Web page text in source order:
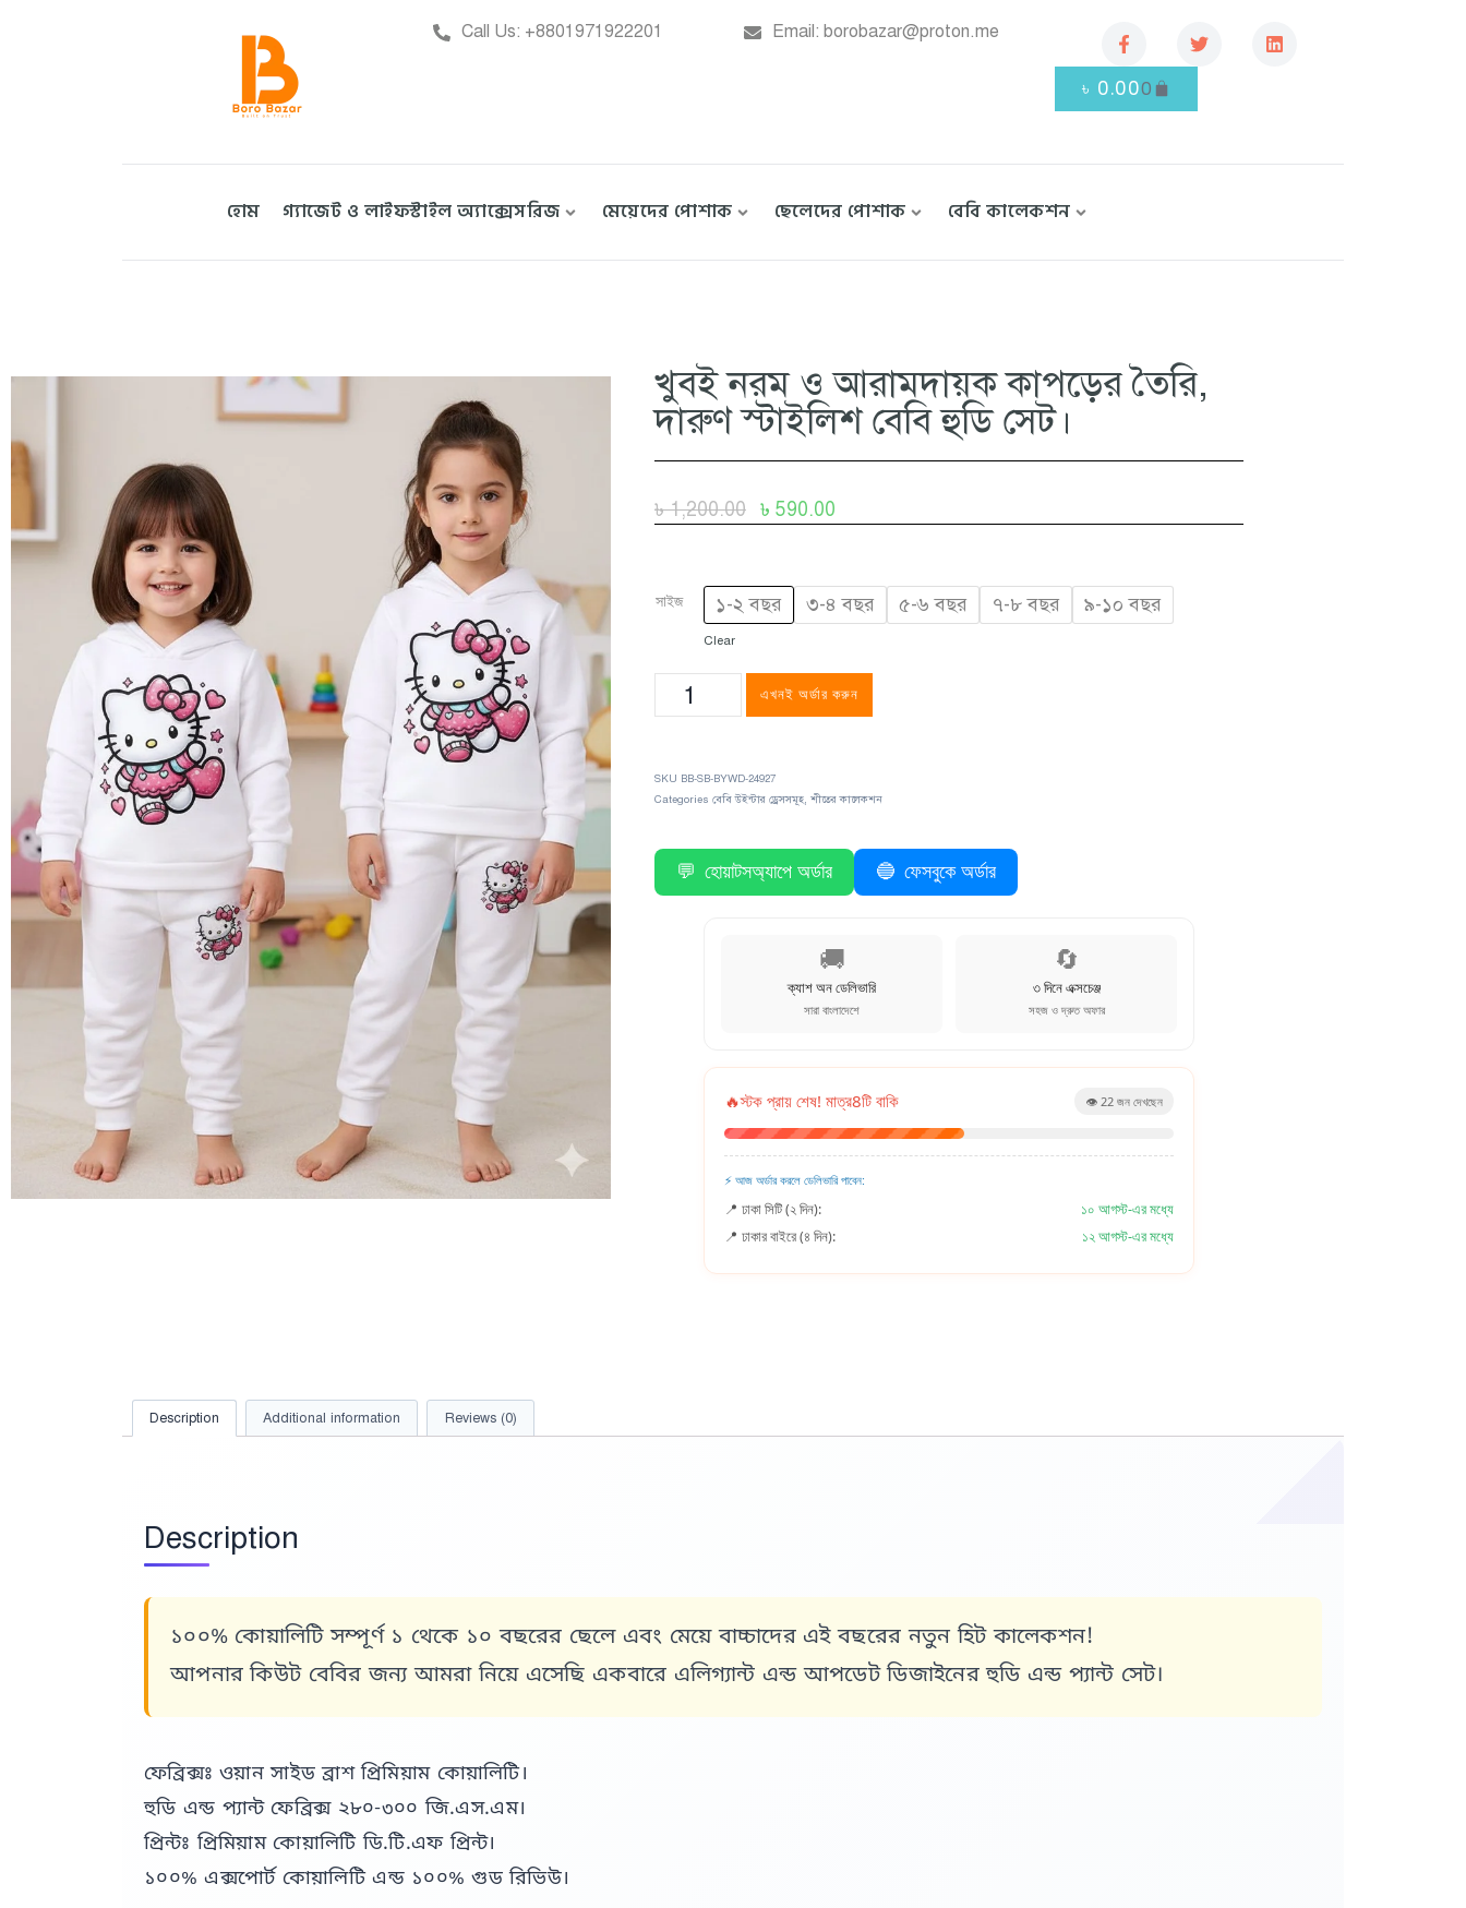
Call Us: +8801971922201 Email: borobazar@proton.me
৳ 0.000
হোম গ্যাজেট ও লাইফস্টাইল অ্যাক্সেসরিজ মেয়েদের পোশাক ছেলেদের পোশাক বেবি কালেকশন
খুবই নরম ও আরামদায়ক কাপড়ের তৈরি,
দারুণ স্টাইলিশ বেবি হুডি সেট।
৳1,200.00 ৳ 590.00
সাইজ ১-২ বছর ৩-৪ বছর ৫-৬ বছর ৭-৮ বছর ৯-১০ বছর
Clear
এখনই অর্ডার করুন
SKU BB-SB-BYWD-24927
Categories বেবি উইন্টার ড্রেসসমূহ, শীতের কালেকশন
💬 হোয়াটসঅ্যাপে অর্ডার 🔵 ফেসবুকে অর্ডার
🚚
ক্যাশ অন ডেলিভারি
সারা বাংলাদেশে
🔄
৩ দিনে এক্সচেঞ্জ
সহজ ও দ্রুত অফার
🔥স্টক প্রায় শেষ! মাত্র8টি বাকি 👁️ 22 জন দেখছেন
⚡ আজ অর্ডার করলে ডেলিভারি পাবেন:
📍 ঢাকা সিটি (২ দিন):
১০ আগস্ট-এর মধ্যে
📍 ঢাকার বাইরে (৪ দিন):
১২ আগস্ট-এর মধ্যে
Description Additional information Reviews (0)
Description
১০০% কোয়ালিটি সম্পূর্ণ ১ থেকে ১০ বছরের ছেলে এবং মেয়ে বাচ্চাদের এই বছরের নতুন হিট কালেকশন!
আপনার কিউট বেবির জন্য আমরা নিয়ে এসেছি একবারে এলিগ্যান্ট এন্ড আপডেট ডিজাইনের হুডি এন্ড প্যান্ট সেট।
ফেব্রিক্সঃ ওয়ান সাইড ব্রাশ প্রিমিয়াম কোয়ালিটি।
হুডি এন্ড প্যান্ট ফেব্রিক্স ২৮০-৩০০ জি.এস.এম।
প্রিন্টঃ প্রিমিয়াম কোয়ালিটি ডি.টি.এফ প্রিন্ট।
১০০% এক্সপোর্ট কোয়ালিটি এন্ড ১০০% গুড রিভিউ।